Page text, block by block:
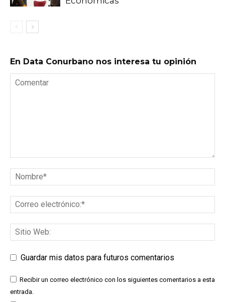
En Data Conurbano nos interesa tu opinión
Guardar mis datos para futuros comentarios
Recibir un correo electrónico con los siguientes comentarios a esta
entrada.